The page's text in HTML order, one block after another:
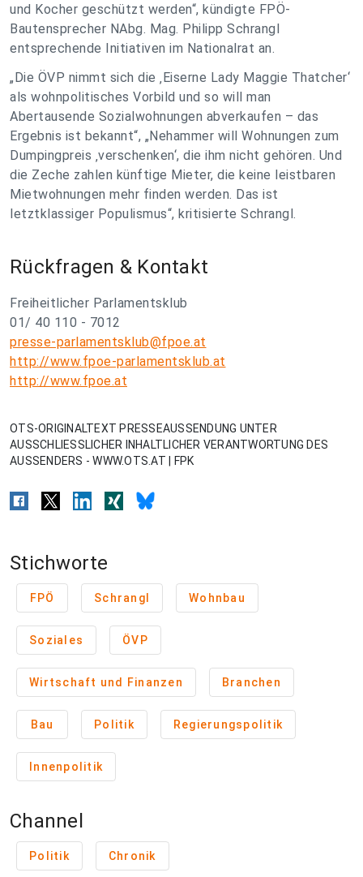
und Kocher geschützt werden“, kündigte FPÖ-
Bautensprecher NAbg. Mag. Philipp Schrangl
entsprechende Initiativen im Nationalrat an.
„Die ÖVP nimmt sich die ‚Eiserne Lady Maggie Thatcher‘
als wohnpolitisches Vorbild und so will man
Abertausende Sozialwohnungen abverkaufen – das
Ergebnis ist bekannt“, „Nehammer will Wohnungen zum
Dumpingpreis ‚verschenken‘, die ihm nicht gehören. Und
die Zeche zahlen künftige Mieter, die keine leistbaren
Mietwohnungen mehr finden werden. Das ist
letztklassiger Populismus“, kritisierte Schrangl.
Rückfragen & Kontakt
Freiheitlicher Parlamentsklub
01/ 40 110 - 7012
presse-parlamentsklub@fpoe.at
http://www.fpoe-parlamentsklub.at
http://www.fpoe.at
OTS-ORIGINALTEXT PRESSEAUSSENDUNG UNTER
AUSSCHLIESSLICHER INHALTLICHER VERANTWORTUNG DES
AUSSENDERS - WWW.OTS.AT | FPK
Stichworte
FPÖ Schrangl Wohnbau
Soziales ÖVP
Wirtschaft und Finanzen Branchen
Bau Politik Regierungspolitik
Innenpolitik
Channel
Politik Chronik